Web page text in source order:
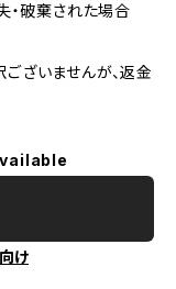
・破棄された場合
ざいませんが、返金
け